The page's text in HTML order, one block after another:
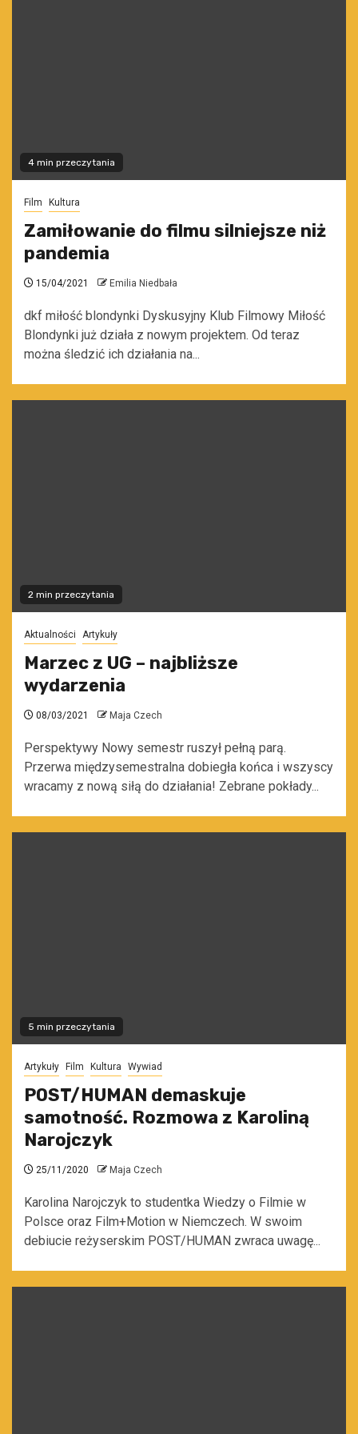
4 min przeczytania
Film Kultura
Zamiłowanie do filmu silniejsze niż
pandemia
15/04/2021 Emilia Niedbała
dkf miłość blondynki Dyskusyjny Klub Filmowy Miłość
Blondynki już działa z nowym projektem. Od teraz
można śledzić ich działania na...
2 min przeczytania
Aktualności Artykuły
Marzec z UG – najbliższe
wydarzenia
08/03/2021 Maja Czech
Perspektywy Nowy semestr ruszył pełną parą.
Przerwa międzysemestralna dobiegła końca i wszyscy
wracamy z nową siłą do działania! Zebrane pokłady...
5 min przeczytania
Artykuły Film Kultura Wywiad
POST/HUMAN demaskuje
samotność. Rozmowa z Karoliną
Narojczyk
25/11/2020 Maja Czech
Karolina Narojczyk to studentka Wiedzy o Filmie w
Polsce oraz Film+Motion w Niemczech. W swoim
debiucie reżyserskim POST/HUMAN zwraca uwagę...